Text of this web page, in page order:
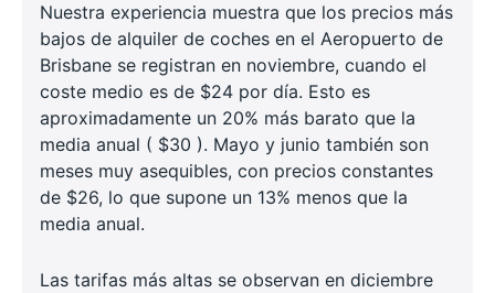
Nuestra experiencia muestra que los precios más
bajos de alquiler de coches en el Aeropuerto de
Brisbane se registran en noviembre, cuando el
coste medio es de $24 por día. Esto es
aproximadamente un 20% más barato que la
media anual ( $30 ). Mayo y junio también son
meses muy asequibles, con precios constantes
de $26, lo que supone un 13% menos que la
media anual.
Las tarifas más altas se observan en diciembre